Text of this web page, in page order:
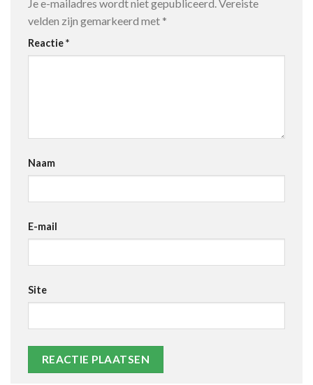
Je e-mailadres wordt niet gepubliceerd. Vereiste
velden zijn gemarkeerd met *
Reactie*
Naam
E-mail
Site